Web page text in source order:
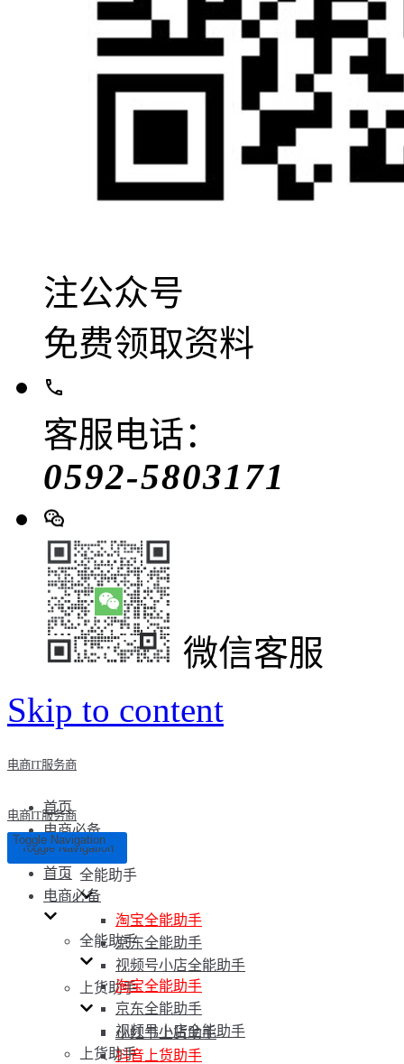
注公众号
免费领取资料
客服电话：
0592-5803171
微信客服
Skip to content
电商IT服务商
首页
电商必备
全能助手
淘宝全能助手
京东全能助手
视频号小店全能助手
上货助手
小红书上货助手
抖音上货助手
电商IT服务商
Toggle Navigation
Toggle Navigation
首页
电商必备
全能助手
淘宝全能助手
京东全能助手
视频号小店全能助手
上货助手